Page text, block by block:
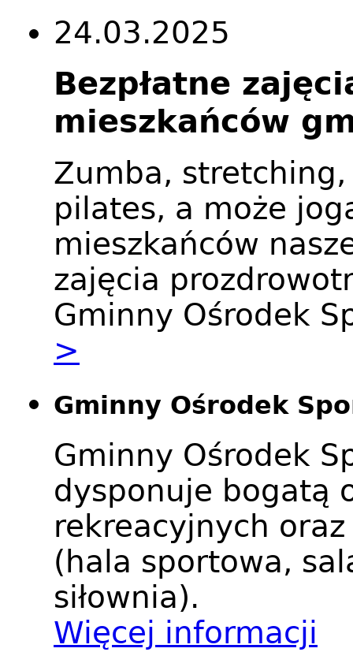
24.03.2025
Bezpłatne
mieszkańców
Zumba, stretching,
pilates, a może
mieszkańców
zajęcia
Gminny Ośrodek
>
Gminny Ośrodek
Gminny Ośrodek
dysponuje bogatą
rekreacyjnych
(hala sportowa,
siłownia).
Więcej informacji